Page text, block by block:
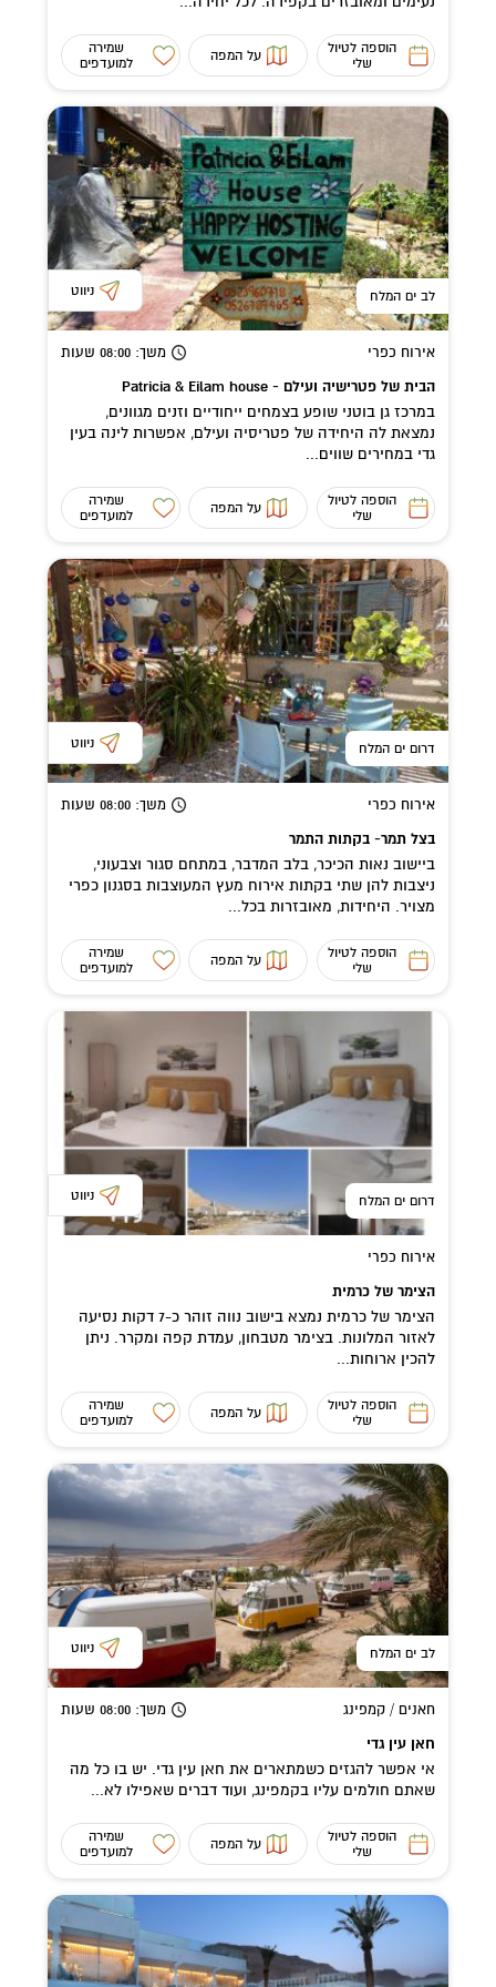
הוספה לטיול
שלי
על המפה
שמירה
למועדפים
לב ים המלח ניווט
אירוח כפרי משך: 08:00 שעות
הבית של פטרישיה ועילם - Patricia & Eilam house
במרכז גן בוטני שופע בצמחים ייחודיים וזנים מגוונים,
נמצאת לה היחידה של פטריסיה ועילם, אפשרות לינה בעין
גדי במחירים שווים...
הוספה לטיול
שלי
על המפה
שמירה
למועדפים
דרום ים המלח ניווט
אירוח כפרי משך: 08:00 שעות
בצל תמר- בקתות התמר
ביישוב נאות הכיכר, בלב המדבר, במתחם סגור וצבעוני,
ניצבות להן שתי בקתות אירוח מעץ המעוצבות בסגנון כפרי
מצויר. היחידות, מאובזרות בכל...
הוספה לטיול
שלי
על המפה
שמירה
למועדפים
דרום ים המלח ניווט
אירוח כפרי
הצימר של כרמית
הצימר של כרמית נמצא בישוב נווה זוהר כ-7 דקות נסיעה
לאזור המלונות. בצימר מטבחון, עמדת קפה ומקרר. ניתן
להכין ארוחות...
הוספה לטיול
שלי
על המפה
שמירה
למועדפים
לב ים המלח ניווט
חאנים / קמפינג משך: 08:00 שעות
חאן עין גדי
אי אפשר להגזים כשמתארים את חאן עין גדי. יש בו כל מה
שאתם חולמים עליו בקמפינג, ועוד דברים שאפילו לא...
הוספה לטיול
שלי
על המפה
שמירה
למועדפים